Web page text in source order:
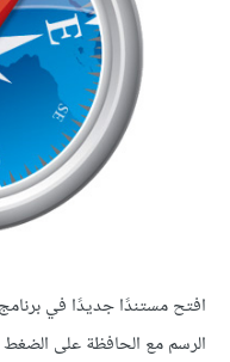
افتح مستندًا جديدًا في
الرسم مع الحافظة على